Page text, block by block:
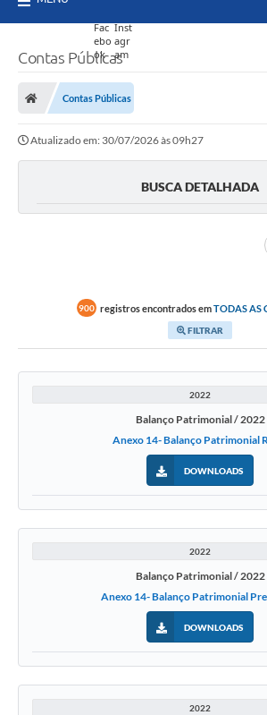
Contas Públicas
Contas Públicas
Atualizado em: 30/07/2026 às 09h27
BUSCA DETALHADA
900 registros encontrados emTODAS AS
FILTRAR
2022
Balanço Patrimonial / 2022
Anexo 14- Balanço Patrimonial
DOWNLOADS
2022
Balanço Patrimonial / 2022
Anexo 14- Balanço Patrimonial
DOWNLOADS
2022